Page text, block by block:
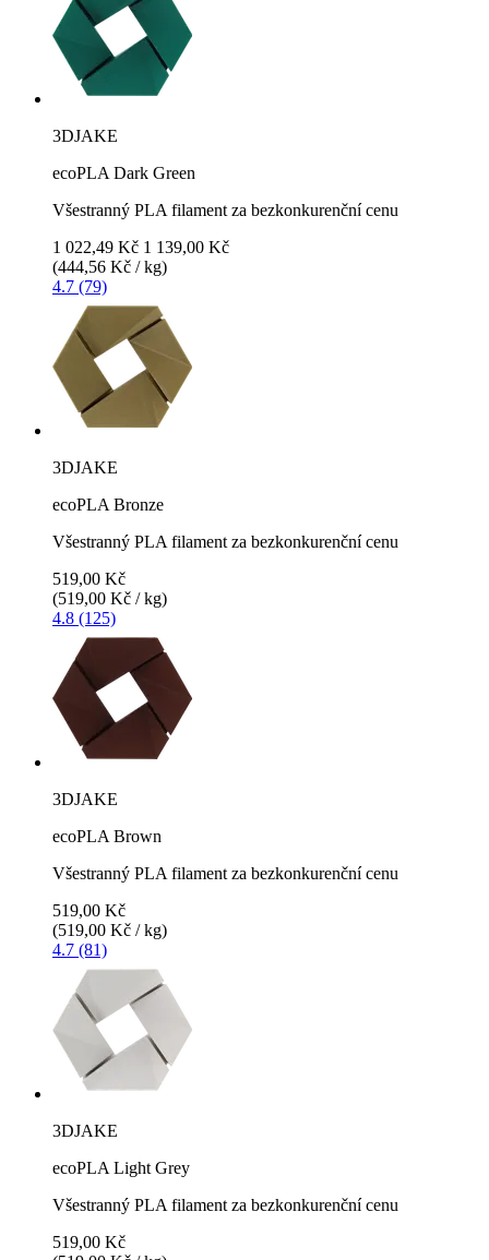
3DJAKE
ecoPLA Dark Green
Všestranný PLA filament za bezkonkurenční cenu
1 022,49 Kč 1 139,00 Kč
(444,56 Kč / kg)
4.7 (79)
3DJAKE
ecoPLA Bronze
Všestranný PLA filament za bezkonkurenční cenu
519,00 Kč
(519,00 Kč / kg)
4.8 (125)
3DJAKE
ecoPLA Brown
Všestranný PLA filament za bezkonkurenční cenu
519,00 Kč
(519,00 Kč / kg)
4.7 (81)
3DJAKE
ecoPLA Light Grey
Všestranný PLA filament za bezkonkurenční cenu
519,00 Kč